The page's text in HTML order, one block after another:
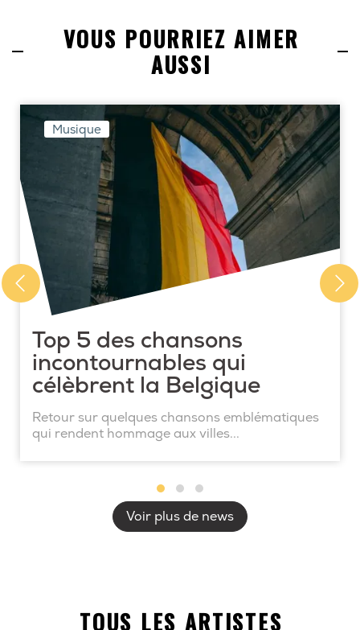
VOUS POURRIEZ AIMER
AUSSI
Musique
Top 5 des chansons
incontournables qui
célèbrent la Belgique
Retour sur quelques chansons emblématiques
qui rendent hommage aux villes...
Voir plus de news
TOUS LES ARTISTES